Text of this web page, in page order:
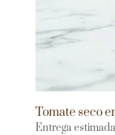
Tomate seco
Entrega